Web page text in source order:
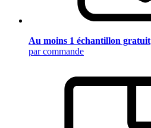
Au moins 1 échantillon gratuit
par commande